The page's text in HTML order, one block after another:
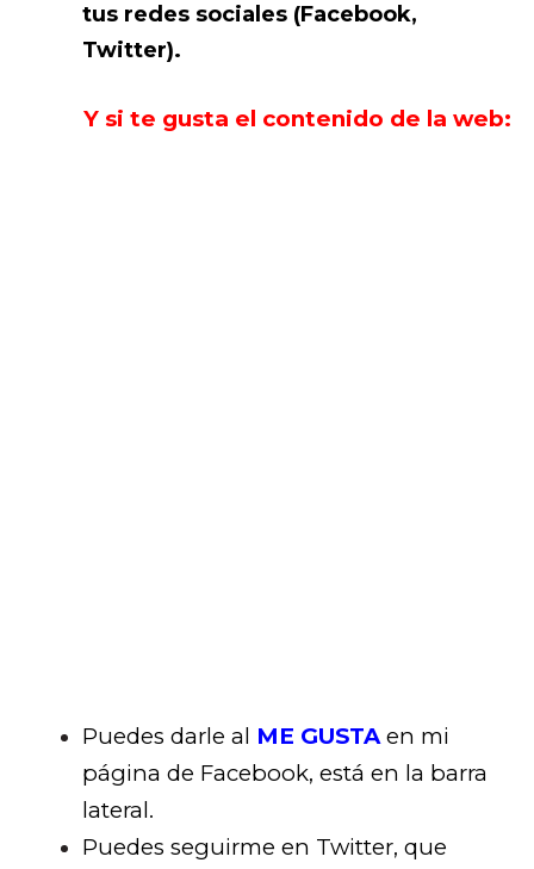
tus redes sociales (Facebook,
Twitter).
Y si te gusta el contenido de la web:
Puedes darle al ME GUSTAen mi
página de Facebook, está en la barra
lateral.
Puedes seguirme en Twitter, que